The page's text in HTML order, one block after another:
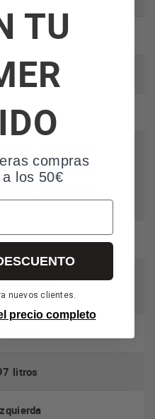
puerta
Enfriamiento
Eco, Alarma
litros
TU
compras
los 50€
nuevos clientes.
precio completo